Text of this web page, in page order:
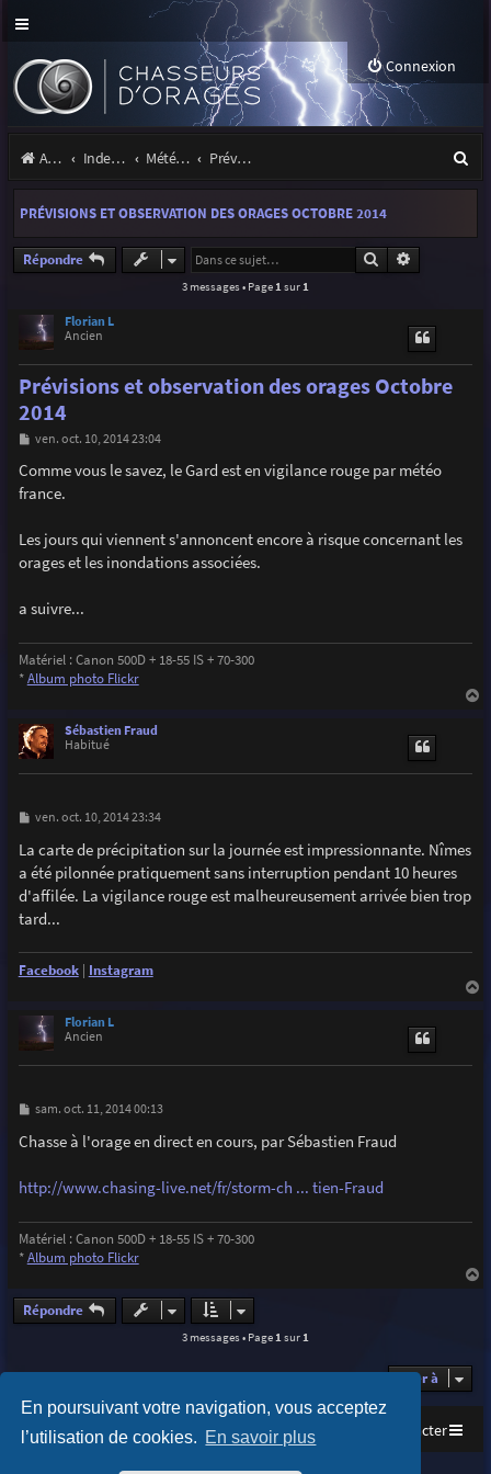
En poursuivant votre navigation, vous acceptez
l’utilisation de cookies. En savoir plus
Connexion
Accueil Index du forum Météo et climatologie des orages Prévisions et suivis des orages
e
PRÉVISIONS ET OBSERVATION DES ORAGES OCTOBRE 2014
Répondre Rechercher
3 messages • Page 1 sur 1
Florian L
Ancien
Prévisions et observation des orages Octobre
2014
M
s
s
a
ven. oct. 10, 2014 23:04
Comme vous le savez, le Gard est en vigilance rouge par météo
france.
Les jours qui viennent s'annoncent encore à risque concernant les
orages et les inondations associées.
a suivre...
Matériel : Canon 500D + 18-55 IS + 70-300
*Album photo Flickr
Sébastien Fraud
Habitué
M
s
s
a
e
ven. oct. 10, 2014 23:34
La carte de précipitation sur la journée est impressionnante. Nîmes
a été pilonnée pratiquement sans interruption pendant 10 heures
d'affilée. La vigilance rouge est malheureusement arrivée bien trop
tard...
Facebook| Instagram
Florian L
Ancien
M
s
s
g
e
sam. oct. 11, 2014 00:13
Chasse à l'orage en direct en cours, par Sébastien Fraud
http://www.chasing-live.net/fr/storm-ch ... tien-Fraud
Matériel : Canon 500D + 18-55 IS + 70-300
*Album photo Flickr
Répondre
3 messages • Page1sur1
Aller à
Accueil Index du forum Nous contacter